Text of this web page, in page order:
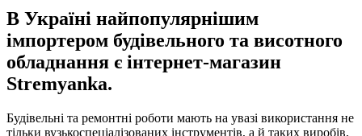
В Україні найпопулярнішим
імпортером будівельного та висотного
обладнання є інтернет-магазин
Stremyanka.
Будівельні та ремонтні роботи мають на увазі використання не
тільки вузькоспеціалізованих інструментів, а й таких виробів,